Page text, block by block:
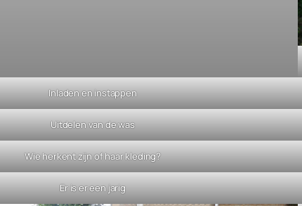
Inladen en instappen
Uitdelen van de was
Wie herkent zijn of haar kleding?
Er is er een jarig